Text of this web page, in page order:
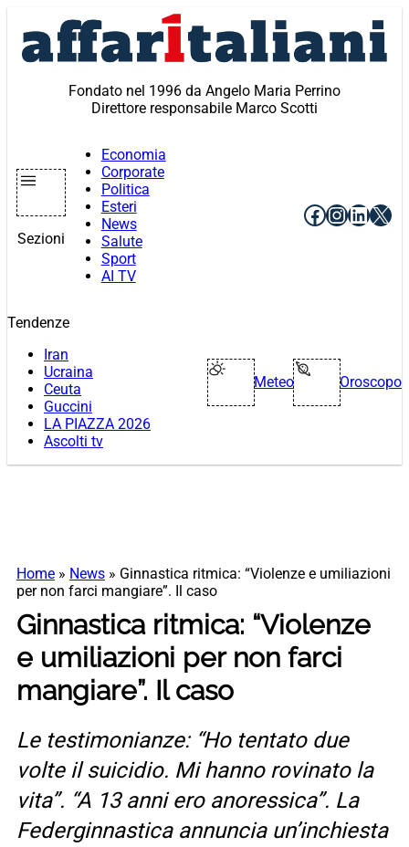
contenuto
Fondato nel 1996 da Angelo Maria Perrino
Direttore responsabile Marco Scotti
Sezioni
Economia
Corporate
Politica
Esteri
News
Salute
Sport
AI TV
Facebook
X
Tendenze
Iran
Ucraina
Ceuta
Guccini
LA PIAZZA 2026
Ascolti tv
Meteo Oroscopo
Home » News » Ginnastica ritmica: “Violenze e umiliazioni
per non farci mangiare”. Il caso
Ginnastica ritmica: “Violenze
e umiliazioni per non farci
mangiare”. Il caso
Le testimonianze: “Ho tentato due
volte il suicidio. Mi hanno rovinato la
vita”. “A 13 anni ero anoressica”. La
Federginnastica annuncia un’inchiesta